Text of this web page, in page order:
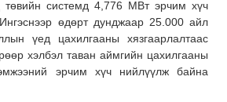
төвийн системд 4,776 МВт эрчим хүч
өдөрт дунджаар 25.000 айл
үед цахилгааны хязгаарлалтаас
хэлбэл таван аймгийн цахилгааны
эрчим хүч нийлүүлж байна